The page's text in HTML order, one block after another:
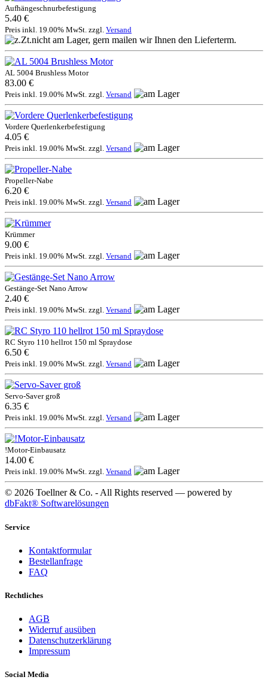
Aufhängeschnurbefestigung
5.40 €
Preis inkl. 19.00% MwSt. zzgl. Versand
AL 5004 Brushless Motor
83.00 €
Preis inkl. 19.00% MwSt. zzgl. Versand
Vordere Querlenkerbefestigung
4.05 €
Preis inkl. 19.00% MwSt. zzgl. Versand
Propeller-Nabe
6.20 €
Preis inkl. 19.00% MwSt. zzgl. Versand
Krümmer
9.00 €
Preis inkl. 19.00% MwSt. zzgl. Versand
Gestänge-Set Nano Arrow
2.40 €
Preis inkl. 19.00% MwSt. zzgl. Versand
RC Styro 110 hellrot 150 ml Spraydose
6.50 €
Preis inkl. 19.00% MwSt. zzgl. Versand
Servo-Saver groß
6.35 €
Preis inkl. 19.00% MwSt. zzgl. Versand
!Motor-Einbausatz
14.00 €
Preis inkl. 19.00% MwSt. zzgl. Versand
© 2026 Toellner & Co. - All Rights reserved — powered by
dbFakt® Softwarelösungen
Service
Kontaktformular
Bestellanfrage
FAQ
Rechtliches
AGB
Widerruf ausüben
Datenschutzerklärung
Impressum
Social Media